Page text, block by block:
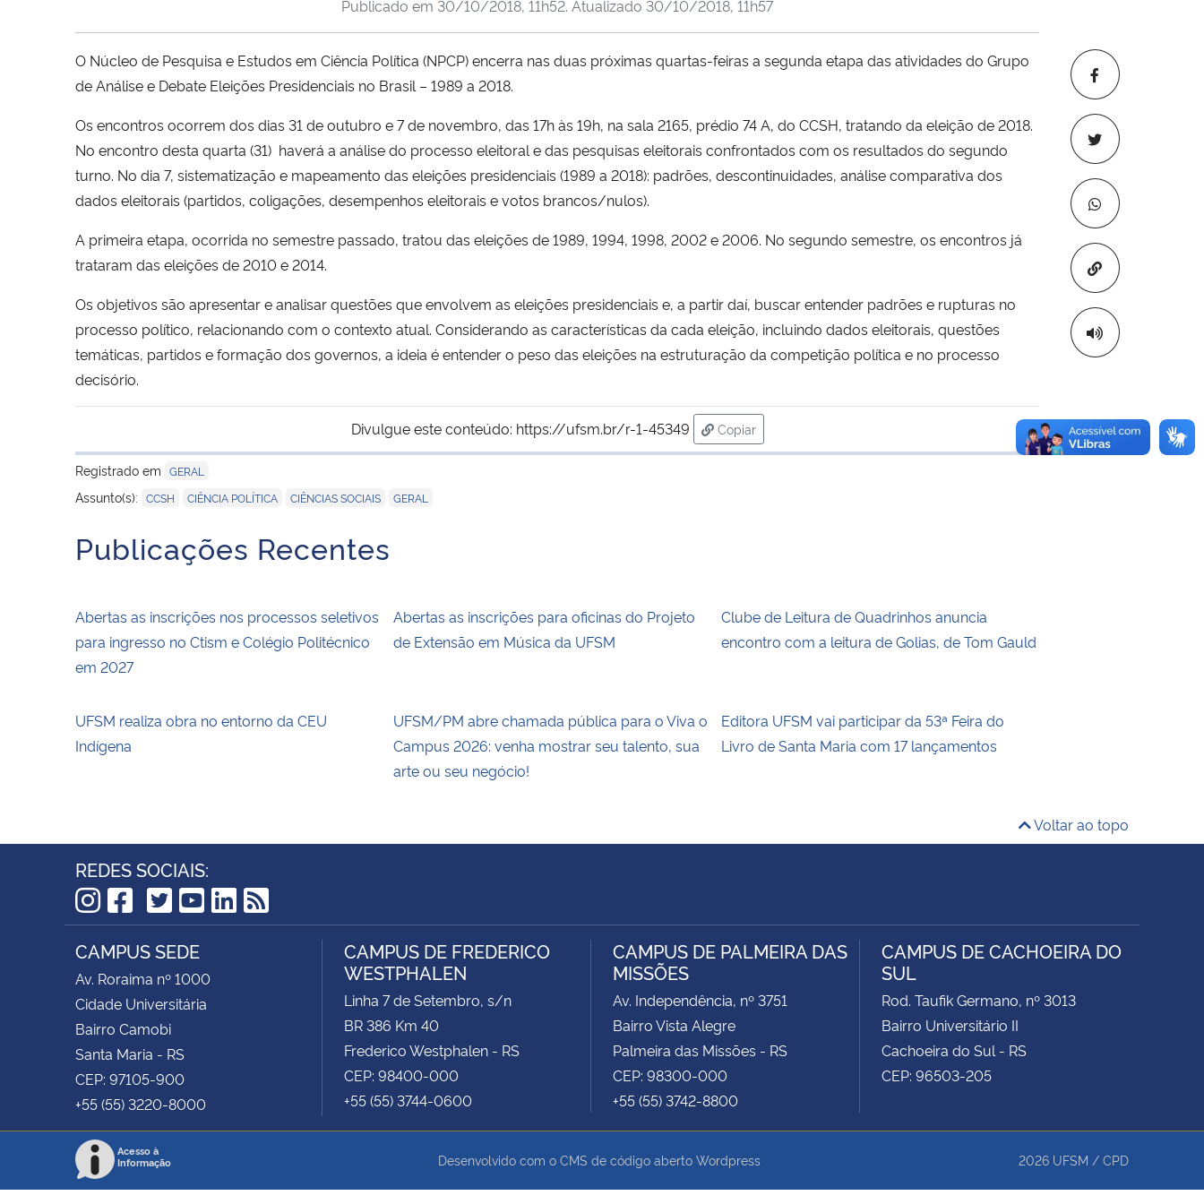
Copiar para
Publicado em 30/10/2018, 11h52. Atualizado 30/10/2018, 11h57
O Núcleo de Pesquisa e Estudos em Ciência Política (NPCP) encerra nas duas próximas quartas-feiras a segunda etapa das atividades do Grupo
de Análise e Debate Eleições Presidenciais no Brasil – 1989 a 2018.
Os encontros ocorrem dos dias 31 de outubro e 7 de novembro, das 17h às 19h, na sala 2165, prédio 74 A, do CCSH, tratando da eleição de 2018.
No encontro desta quarta (31) haverá a análise do processo eleitoral e das pesquisas eleitorais confrontados com os resultados do segundo
turno. No dia 7, sistematização e mapeamento das eleições presidenciais (1989 a 2018): padrões, descontinuidades, análise comparativa dos
dados eleitorais (partidos, coligações, desempenhos eleitorais e votos brancos/nulos).
A primeira etapa, ocorrida no semestre passado, tratou das eleições de 1989, 1994, 1998, 2002 e 2006. No segundo semestre, os encontros já
trataram das eleições de 2010 e 2014.
Os objetivos são apresentar e analisar questões que envolvem as eleições presidenciais e, a partir daí, buscar entender padrões e rupturas no
processo político, relacionando com o contexto atual. Considerando as características da cada eleição, incluindo dados eleitorais, questões
temáticas, partidos e formação dos governos, a ideia é entender o peso das eleições na estruturação da competição política e no processo
decisório.
Divulgue este conteúdo: https://ufsm.br/r-1-45349
Copiar
para área de transferência
Registrado em GERAL
Assunto(s): CCSH CIÊNCIA POLÍTICA CIÊNCIAS SOCIAIS GERAL
Publicações Recentes
Abertas as inscrições nos processos seletivos
para ingresso no Ctism e Colégio Politécnico
em 2027
Abertas as inscrições para oficinas do Projeto
de Extensão em Música da UFSM
Clube de Leitura de Quadrinhos anuncia
encontro com a leitura de Golias, de Tom Gauld
UFSM realiza obra no entorno da CEU
Indígena
UFSM/PM abre chamada pública para o Viva o
Campus 2026: venha mostrar seu talento, sua
arte ou seu negócio!
Editora UFSM vai participar da 53ª Feira do
Livro de Santa Maria com 17 lançamentos
Voltar ao topo
REDES SOCIAIS:
Instagram
Facebook
TikTok
Twitter
YouTube
LinkedIn
RSS
CAMPUS SEDE
Av. Roraima nº 1000
Cidade Universitária
Bairro Camobi
Santa Maria - RS
CEP: 97105-900
+55 (55) 3220-8000
CAMPUS DE FREDERICO
WESTPHALEN
Linha 7 de Setembro, s/n
BR 386 Km 40
Frederico Westphalen - RS
CEP: 98400-000
+55 (55) 3744-0600
CAMPUS DE PALMEIRA DAS
MISSÕES
Av. Independência, nº 3751
Bairro Vista Alegre
Palmeira das Missões - RS
CEP: 98300-000
+55 (55) 3742-8800
CAMPUS DE CACHOEIRA DO
SUL
Rod. Taufik Germano, nº 3013
Bairro Universitário II
Cachoeira do Sul - RS
CEP: 96503-205
Acesso à
Informação
Desenvolvido com o CMS de código aberto Wordpress 2026 UFSM / CPD